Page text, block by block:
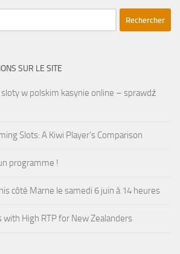
SUR LE SITE
w polskim kasynie online – sprawdź
Slots: A Kiwi Player’s Comparison
programme !
côté Marne le samedi 6 juin à 14 heures
with High RTP for New Zealanders